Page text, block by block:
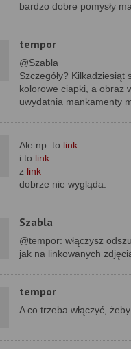
bardzo dobre pomysły
tempor
@Szabla
Szczegóły? Kilkadziesiąt
kolorowe ciapki, a obraz
uwydatnia mankamenty
Ale np. to link
i to link
z link
dobrze nie wygląda.
Szabla
@tempor: włączysz
jak na linkowanych
tempor
A co trzeba włączyć,